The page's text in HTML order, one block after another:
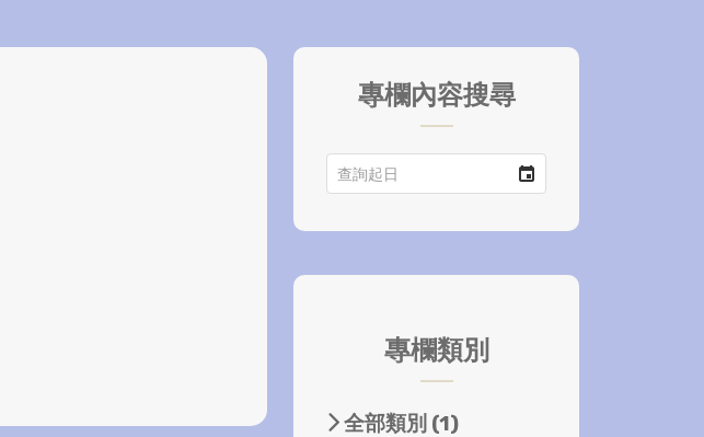
專欄內容搜尋
專欄類別
全部類別 (1)